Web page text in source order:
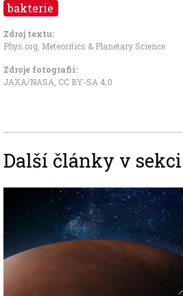
bakterie
Zdroj textu:
Phys.org Meteoritics & Planetary Science
Zdroje fotografii:
JAXA/NASA CC BY-SA 4.0
Další články v sekci
Image